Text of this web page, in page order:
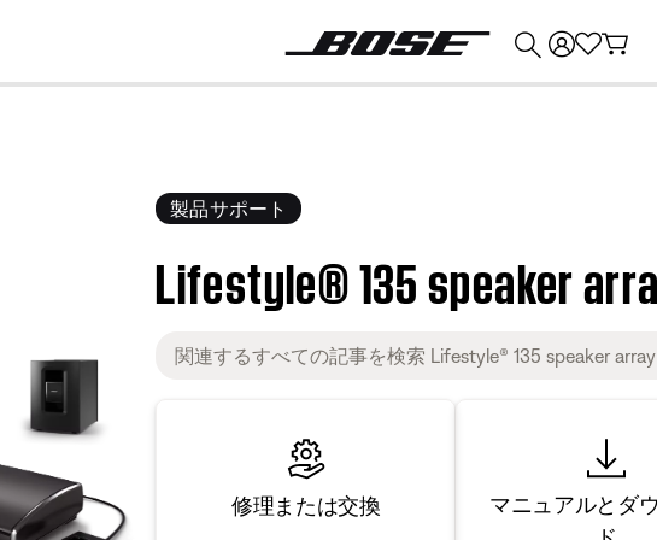
製品サポート
Lifestyle® 135 speaker
修理または交換
マニュアルとダ